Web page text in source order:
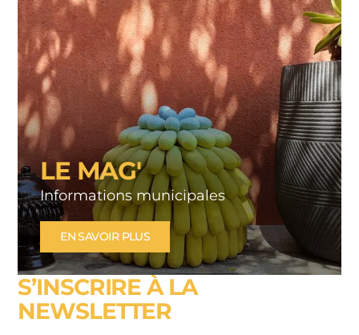
LE MAG'
Informations municipales
EN SAVOIR PLUS
S’INSCRIRE À LA
NEWSLETTER